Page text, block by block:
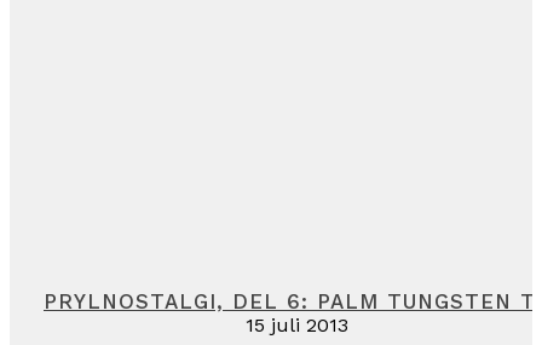
PRYLNOSTALGI, DEL 6: PALM TUNGSTEN
15 juli 2013